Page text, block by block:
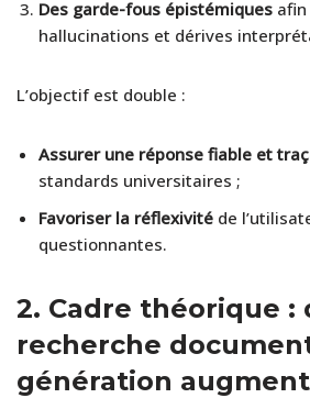
Des garde-fous épistémiques
hallucinations et dérives
L’objectif est double :
Assurer une réponse fiable et
standards universitaires ;
Favoriser la réflexivité de
questionnantes.
2. Cadre théorique :
recherche
génération